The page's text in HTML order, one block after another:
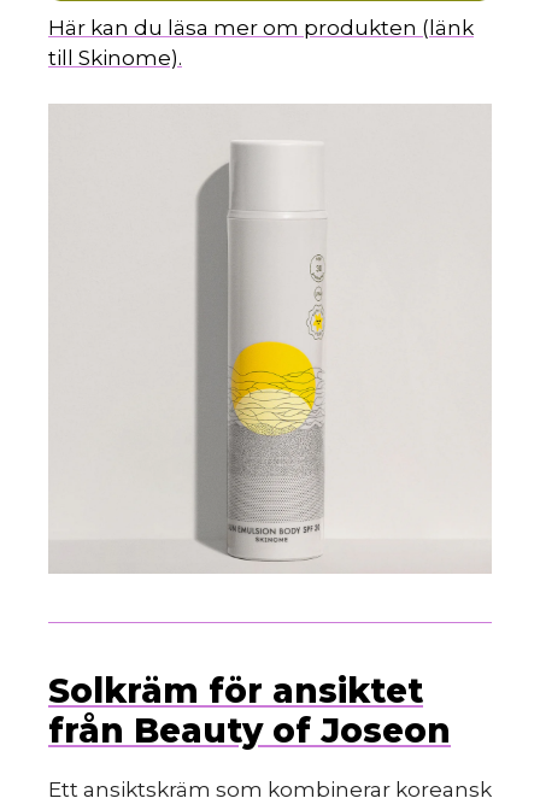
Här kan du läsa mer om produkten (länk
till Skinome).
Solkräm för ansiktet
från Beauty of Joseon
Ett ansiktskräm som kombinerar koreansk